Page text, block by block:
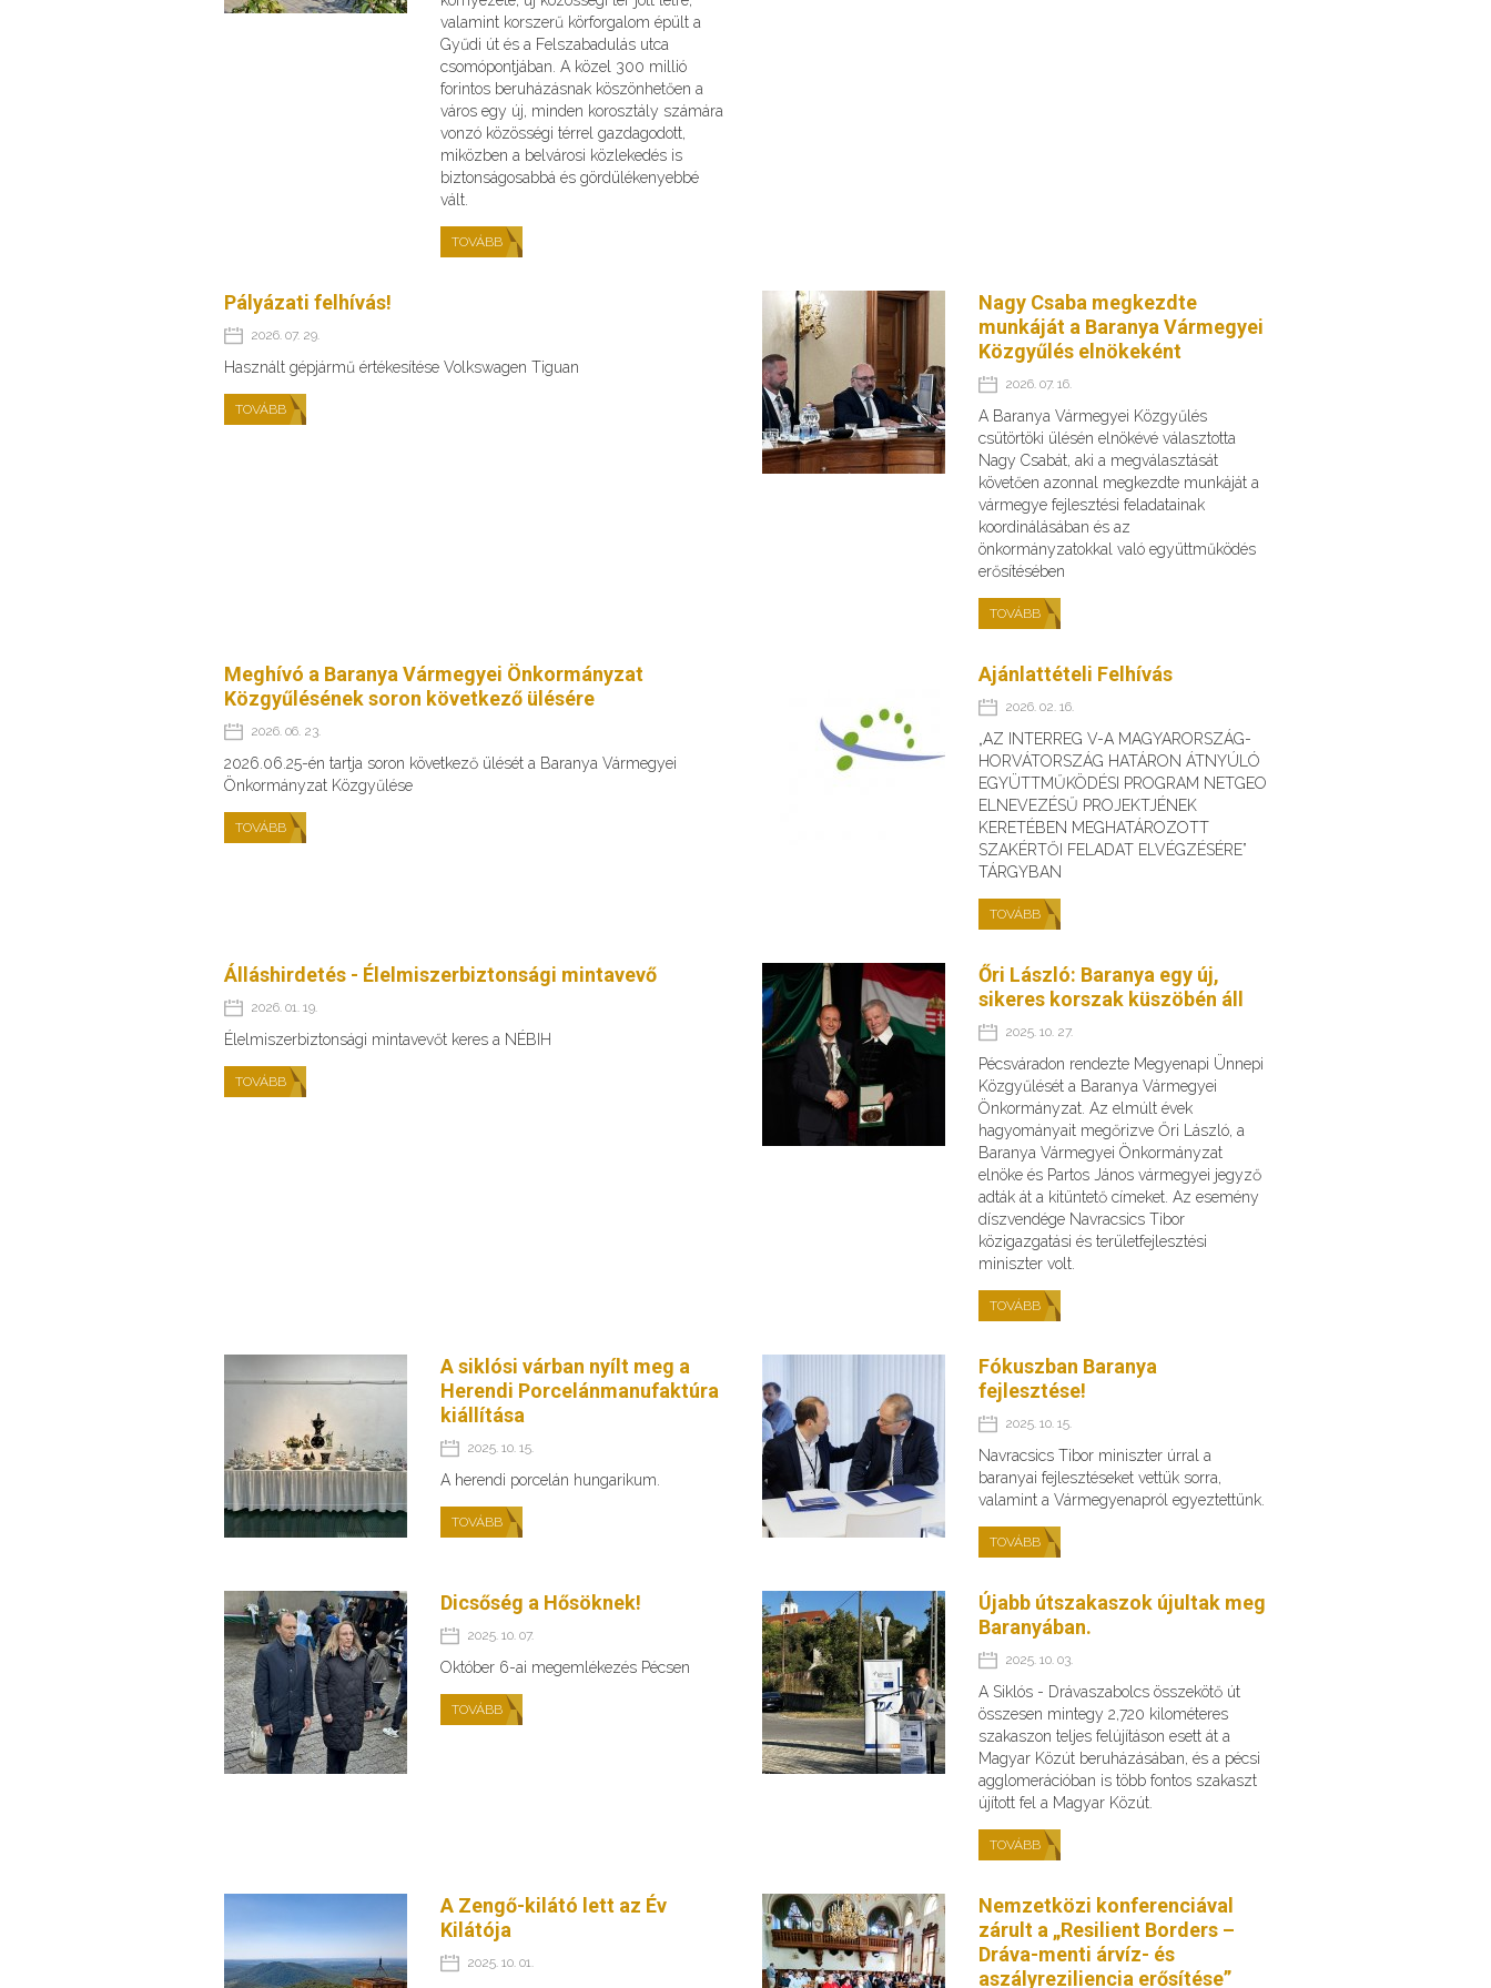
valamint korszerű körforgalom épült a
Gyűdi út és a Felszabadulás utca
csomópontjában. A közel 300 millió
forintos beruházásnak köszönhetően a
város egy új, minden korosztály számára
vonzó közösségi térrel gazdagodott,
miközben a belvárosi közlekedés is
biztonságosabbá és gördülékenyebbé
vált.
TOVÁBB
Pályázati felhívás!
2026. 07. 29.
Használt gépjármű értékesítése Volkswagen Tiguan
TOVÁBB
Nagy Csaba megkezdte
munkáját a Baranya Vármegyei
Közgyűlés elnökeként
2026. 07. 16.
A Baranya Vármegyei Közgyűlés
csütörtöki ülésén elnökévé választotta
Nagy Csabát, aki a megválasztását
követően azonnal megkezdte munkáját a
vármegye fejlesztési feladatainak
koordinálásában és az
önkormányzatokkal való együttműködés
erősítésében
TOVÁBB
Meghívó a Baranya Vármegyei Önkormányzat
Közgyűlésének soron következő ülésére
2026. 06. 23.
2026.06.25-én tartja soron következő ülését a Baranya Vármegyei
Önkormányzat Közgyűlése
TOVÁBB
Ajánlattételi Felhívás
2026. 02. 16.
„AZ INTERREG V-A MAGYARORSZÁG-
HORVÁTORSZÁG HATÁRON ÁTNYÚLÓ
EGYÜTTMŰKÖDÉSI PROGRAM NETGEO
ELNEVEZÉSŰ PROJEKTJÉNEK
KERETÉBEN MEGHATÁROZOTT
SZAKÉRTŐI FELADAT ELVÉGZÉSÉRE”
TÁRGYBAN
TOVÁBB
Álláshirdetés - Élelmiszerbiztonsági mintavevő
2026. 01. 19.
Élelmiszerbiztonsági mintavevőt keres a NÉBIH
TOVÁBB
Őri László: Baranya egy új,
sikeres korszak küszöbén áll
2025. 10. 27.
Pécsváradon rendezte Megyenapi Ünnepi
Közgyűlését a Baranya Vármegyei
Önkormányzat. Az elmúlt évek
hagyományait megőrizve Őri László, a
Baranya Vármegyei Önkormányzat
elnöke és Partos János vármegyei jegyző
adták át a kitüntető címeket. Az esemény
díszvendége Navracsics Tibor
közigazgatási és területfejlesztési
miniszter volt.
TOVÁBB
A siklósi várban nyílt meg a
Herendi Porcelánmanufaktúra
kiállítása
2025. 10. 15.
A herendi porcelán hungarikum.
TOVÁBB
Fókuszban Baranya
fejlesztése!
2025. 10. 15.
Navracsics Tibor miniszter úrral a
baranyai fejlesztéseket vettük sorra,
valamint a Vármegyenapról egyeztettünk.
TOVÁBB
Dicsőség a Hősöknek!
2025. 10. 07.
Október 6-ai megemlékezés Pécsen
TOVÁBB
Újabb útszakaszok újultak meg
Baranyában.
2025. 10. 03.
A Siklós - Drávaszabolcs összekötő út
összesen mintegy 2,720 kilométeres
szakaszon teljes felújításon esett át a
Magyar Közút beruházásában, és a pécsi
agglomerációban is több fontos szakaszt
újított fel a Magyar Közút.
TOVÁBB
A Zengő-kilátó lett az Év
Kilátója
2025. 10. 01.
Nemzetközi konferenciával
zárult a „Resilient Borders –
Dráva-menti árvíz- és
aszályreziliencia erősítése”